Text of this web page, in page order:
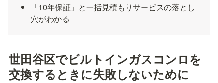
「10年保証」と一括見積もりサービスの落とし
穴がわかる
世田谷区でビルトインガスコンロを
交換するときに失敗しないために